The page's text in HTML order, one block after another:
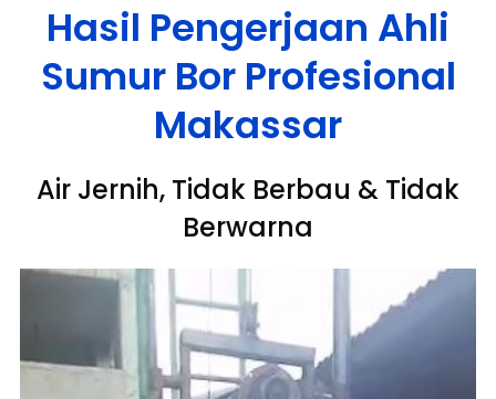
Hasil Pengerjaan Ahli
Sumur Bor Profesional
Makassar
Air Jernih, Tidak Berbau & Tidak
Berwarna